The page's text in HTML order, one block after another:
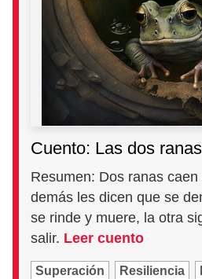
Cuento: Las dos ranas
Resumen: Dos ranas
demás les dicen que se
se rinde y muere, la otra
salir. Leer cuento
Superación Resiliencia